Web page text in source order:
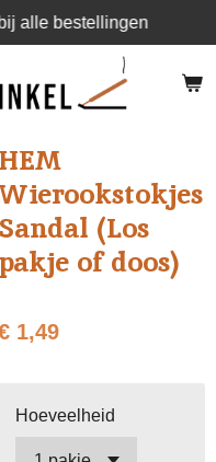
alle bestellingen
HEM
Sandal (Los
pakje of doos)
1,49
Hoeveelheid